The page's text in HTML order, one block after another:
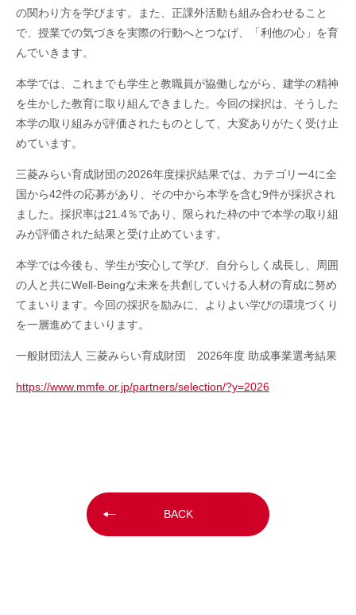
の関わり方を学びます。また、正課外活動も組み合わせること
で、授業での気づきを実際の行動へとつなげ、「利他の心」を育
んでいきます。
本学では、これまでも学生と教職員が協働しながら、建学の精神
を生かした教育に取り組んできました。今回の採択は、そうした
本学の取り組みが評価されたものとして、大変ありがたく受け止
めています。
三菱みらい育成財団の2026年度採択結果では、カテゴリー4に全
国から42件の応募があり、その中から本学を含む9件が採択され
ました。採択率は21.4％であり、限られた枠の中で本学の取り組
みが評価された結果と受け止めています。
本学では今後も、学生が安心して学び、自分らしく成長し、周囲
の人と共にWell-Beingな未来を共創していける人材の育成に努め
てまいります。今回の採択を励みに、よりよい学びの環境づくり
を一層進めてまいります。
一般財団法人 三菱みらい育成財団 2026年度 助成事業選考結果
https://www.mmfe.or.jp/partners/selection/?y=2026
BACK